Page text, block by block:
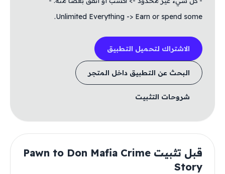
Unlimited Everything -> Earn or spend some.
الاشتراك لتحميل التطبيق
البحث عن التطبيق داخل المتجر
شروحات التثبيت
قبل تثبيت Pawn to Don Mafia Crime
Story